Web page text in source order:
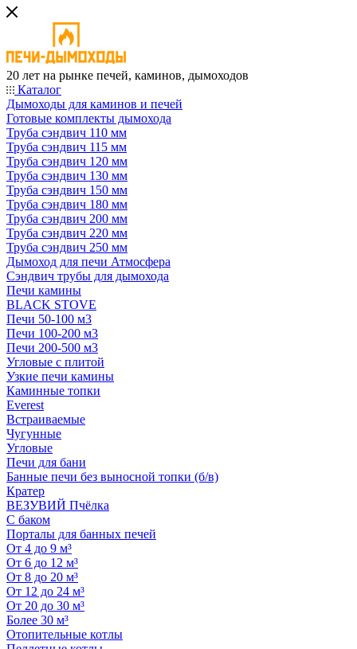
20 лет на рынке печей, каминов, дымоходов
Каталог
Дымоходы для каминов и печей
Готовые комплекты дымохода
Труба сэндвич 110 мм
Труба сэндвич 115 мм
Труба сэндвич 120 мм
Труба сэндвич 130 мм
Труба сэндвич 150 мм
Труба сэндвич 180 мм
Труба сэндвич 200 мм
Труба сэндвич 220 мм
Труба сэндвич 250 мм
Дымоход для печи Атмосфера
Сэндвич трубы для дымохода
Печи камины
BLACK STOVE
Печи 50-100 м3
Печи 100-200 м3
Печи 200-500 м3
Угловые с плитой
Узкие печи камины
Каминные топки
Everest
Встраиваемые
Чугунные
Угловые
Печи для бани
Банные печи без выносной топки (б/в)
Кратер
ВЕЗУВИЙ Пчёлка
С баком
Порталы для банных печей
От 4 до 9 м³
От 6 до 12 м³
От 8 до 20 м³
От 12 до 24 м³
От 20 до 30 м³
Более 30 м³
Отопительные котлы